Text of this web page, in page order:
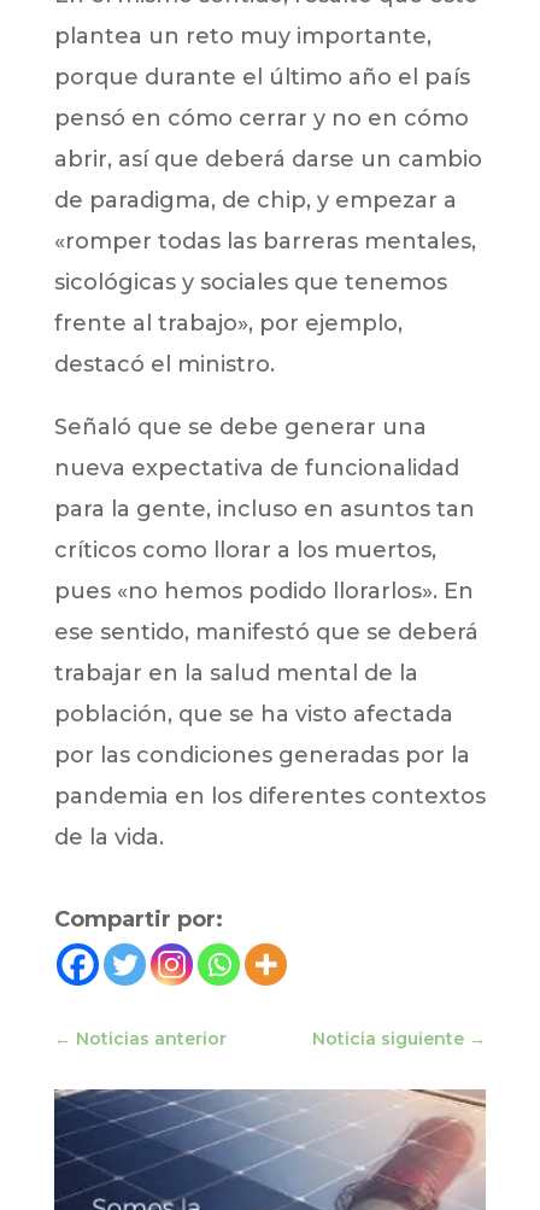
plantea un reto muy importante,
porque durante el último año el país
pensó en cómo cerrar y no en cómo
abrir, así que deberá darse un cambio
de paradigma, de chip, y empezar a
«romper todas las barreras mentales,
sicológicas y sociales que tenemos
frente al trabajo», por ejemplo,
destacó el ministro.
Señaló que se debe generar una
nueva expectativa de funcionalidad
para la gente, incluso en asuntos tan
críticos como llorar a los muertos,
pues «no hemos podido llorarlos». En
ese sentido, manifestó que se deberá
trabajar en la salud mental de la
población, que se ha visto afectada
por las condiciones generadas por la
pandemia en los diferentes contextos
de la vida.
Compartir por:
← Noticias anterior Noticia siguiente →